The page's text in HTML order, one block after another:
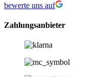
bewerte uns auf
Zahlungsanbieter